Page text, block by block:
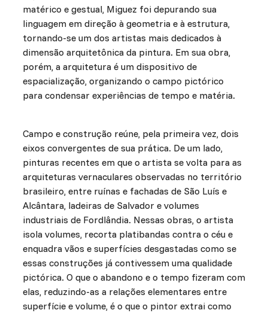
matérico e gestual, Miguez foi depurando sua
linguagem em direção à geometria e à estrutura,
tornando-se um dos artistas mais dedicados à
dimensão arquitetônica da pintura. Em sua obra,
porém, a arquitetura é um dispositivo de
espacialização, organizando o campo pictórico
para condensar experiências de tempo e matéria.
Campo e construção reúne, pela primeira vez, dois
eixos convergentes de sua prática. De um lado,
pinturas recentes em que o artista se volta para as
arquiteturas vernaculares observadas no território
brasileiro, entre ruínas e fachadas de São Luís e
Alcântara, ladeiras de Salvador e volumes
industriais de Fordlândia. Nessas obras, o artista
isola volumes, recorta platibandas contra o céu e
enquadra vãos e superfícies desgastadas como se
essas construções já contivessem uma qualidade
pictórica. O que o abandono e o tempo fizeram com
elas, reduzindo-as a relações elementares entre
superfície e volume, é o que o pintor extrai como